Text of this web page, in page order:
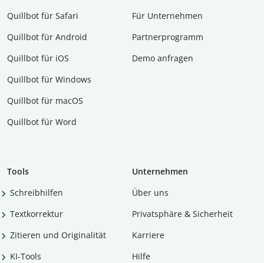
Quillbot für Safari
Quillbot für Android
Quillbot für iOS
Quillbot für Windows
Quillbot für macOS
Quillbot für Word
Für Unternehmen
Partnerprogramm
Demo anfragen
Tools
Schreibhilfen
Textkorrektur
Zitieren und Originalität
KI-Tools
Unternehmen
Über uns
Privatsphäre & Sicherheit
Karriere
Hilfe